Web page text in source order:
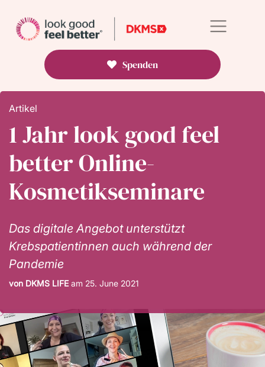
Spenden
Artikel
1 Jahr look good feel
better Online-
Kosmetikseminare
Das digitale Angebot unterstützt
Krebspatientinnen auch während der
Pandemie
von DKMS LIFE am 25. June 2021